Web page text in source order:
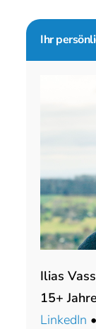
Ihr
Ilias
15+
LinkedIn